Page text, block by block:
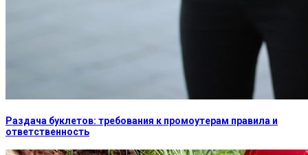
Раздача буклетов: требования к промоутерам правила и
ответственность